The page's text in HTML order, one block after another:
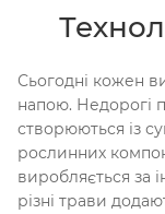
Сьогодні кожен
напою. Недорогі
створюються із
рослинних
виробляється за
різні трави